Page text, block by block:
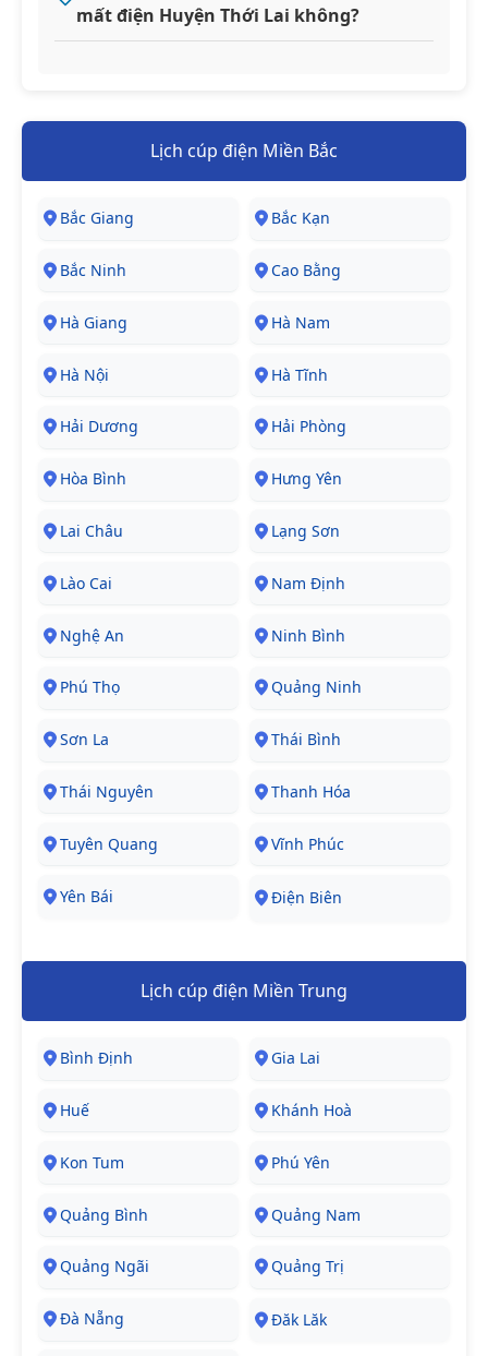
mất điện Huyện Thới Lai không?
Lịch cúp điện Miền Bắc
Bắc Giang Bắc Kạn
Bắc Ninh Cao Bằng
Hà Giang Hà Nam
Hà Nội Hà Tĩnh
Hải Dương Hải Phòng
Hòa Bình Hưng Yên
Lai Châu Lạng Sơn
Lào Cai Nam Định
Nghệ An Ninh Bình
Phú Thọ Quảng Ninh
Sơn La Thái Bình
Thái Nguyên Thanh Hóa
Tuyên Quang Vĩnh Phúc
Yên Bái Điện Biên
Lịch cúp điện Miền Trung
Bình Định Gia Lai
Huế Khánh Hoà
Kon Tum Phú Yên
Quảng Bình Quảng Nam
Quảng Ngãi Quảng Trị
Đà Nẵng Đăk Lăk